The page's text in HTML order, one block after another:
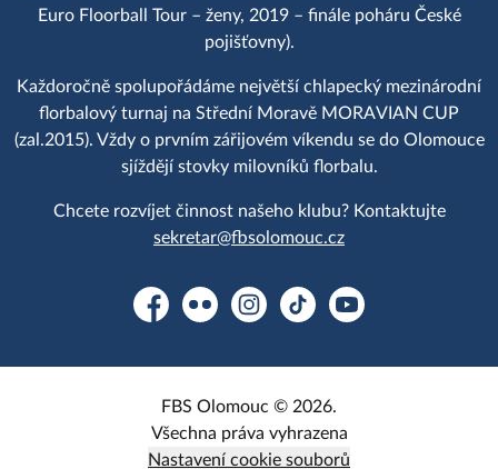
Euro Floorball Tour – ženy, 2019 – finále poháru České
pojišťovny).
Každoročně spolupořádáme největší chlapecký mezinárodní
florbalový turnaj na Střední Moravě MORAVIAN CUP
(zal.2015). Vždy o prvním zářijovém víkendu se do Olomouce
sjíždějí stovky milovníků florbalu.
Chcete rozvíjet činnost našeho klubu? Kontaktujte
sekretar@fbsolomouc.cz
FacebookFlickr Instagram
TikTok YouTube
FBS Olomouc © 2026.
Všechna práva vyhrazena
Nastavení cookie souborů